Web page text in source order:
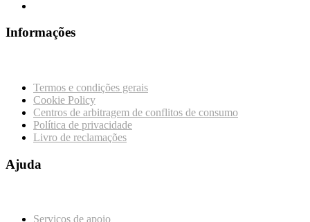
Informações
Termos e condições gerais
Cookie Policy
Centros de arbitragem de conflitos de consumo
Política de privacidade
Livro de reclamações
Ajuda
Serviços de apoio